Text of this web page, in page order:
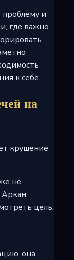
и
где важно
к себе.
на
крушение
не
цель.
она